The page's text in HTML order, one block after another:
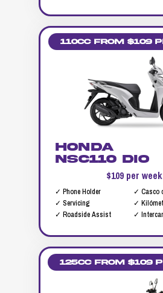
110cc from $109
Honda
NSC110 DIO
$109 per
✓ Phone Holder
✓ Servicing
✓ Roadside Assist
✓ Casco
✓
✓
125cc from $109